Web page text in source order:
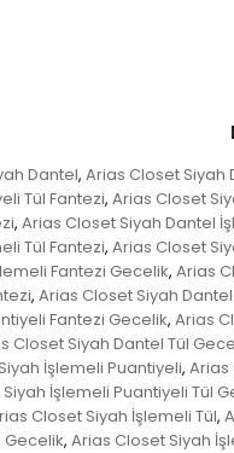
Dantel, Arias Closet Siyah
Tül Fantezi, Arias Closet
, Arias Closet Siyah Dantel
Tül Fantezi, Arias Closet
Fantezi Gecelik, Arias
, Arias Closet Siyah
Fantezi Gecelik, Arias
Closet Siyah Dantel Tül
İşlemeli Puantiyeli, Arias
İşlemeli Puantiyeli Tül
Closet Siyah İşlemeli Tül,
Gecelik, Arias Closet Siyah